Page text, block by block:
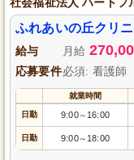
ふれあいの丘クリ
給与 月給
応募要件必須: 看護師
就業時間
日勤 9:00～ 16:00
日勤 9:00～ 18:00